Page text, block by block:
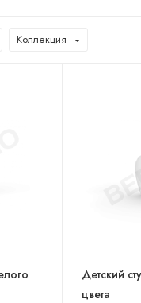
Коллекция
Детский
цвета